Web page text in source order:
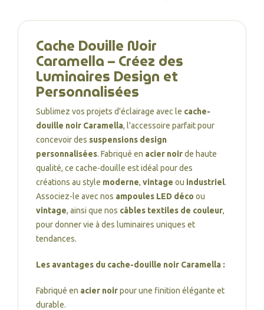
Cache Douille Noir
Caramella – Créez des
Luminaires Design et
Personnalisées
Sublimez vos projets d'éclairage avec le cache-
douille noir Caramella, l'accessoire parfait pour
concevoir des suspensions design
personnalisées. Fabriqué en acier noirde haute
qualité, ce cache-douille est idéal pour des
créations au style moderne, vintage ou industriel.
Associez-le avec nos ampoules LED déco ou
vintage, ainsi que nos câbles textiles de couleur,
pour donner vie à des luminaires uniques et
tendances.
Les avantages du cache-douille noir Caramella :
Fabriqué en acier noirpour une finition élégante et
durable.